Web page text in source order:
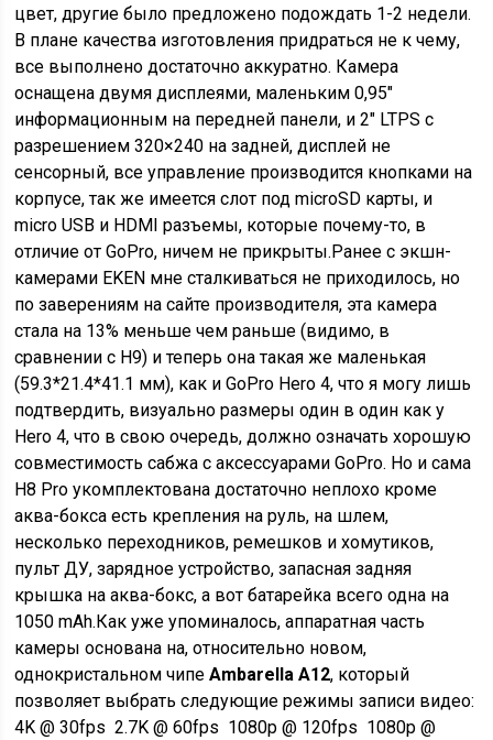
цвет, другие было предложено подождать 1-2 недели.
В плане качества изготовления придраться не к чему,
все выполнено достаточно аккуратно. Камера
оснащена двумя дисплеями, маленьким 0,95″
информационным на передней панели, и 2″ LTPS с
разрешением 320×240 на задней, дисплей не
сенсорный, все управление производится кнопками на
корпусе, так же имеется слот под microSD карты, и
micro USB и HDMI разъемы, которые почему-то, в
отличие от GoPro, ничем не прикрыты.Ранее с экшн-
камерами EKEN мне сталкиваться не приходилось, но
по заверениям на сайте производителя, эта камера
стала на 13% меньше чем раньше (видимо, в
сравнении с H9) и теперь она такая же маленькая
(59.3*21.4*41.1 мм), как и GoPro Hero 4, что я могу лишь
подтвердить, визуально размеры один в один как у
Hero 4, что в свою очередь, должно означать хорошую
совместимость сабжа с аксессуарами GoPro. Но и сама
H8 Pro укомплектована достаточно неплохо кроме
аква-бокса есть крепления на руль, на шлем,
несколько переходников, ремешков и хомутиков,
пульт ДУ, зарядное устройство, запасная задняя
крышка на аква-бокс, а вот батарейка всего одна на
1050 mAh.Как уже упоминалось, аппаратная часть
камеры основана на, относительно новом,
однокристальном чипеAmbarella A12, который
позволяет выбрать следующие режимы записи видео:
4K @ 30fps 2.7K @ 60fps 1080p @ 120fps 1080p @